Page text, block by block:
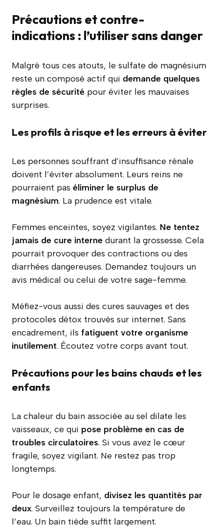
Précautions et contre-
indications : l’utiliser sans danger
Malgré tous ces atouts, le sulfate de magnésium
reste un composé actif qui demande quelques
règles de sécurité pour éviter les mauvaises
surprises.
Les profils à risque et les erreurs à éviter
Les personnes souffrant d’insuffisance rénale
doivent l’éviter absolument. Leurs reins ne
pourraient pas éliminer le surplus de
magnésium. La prudence est vitale.
Femmes enceintes, soyez vigilantes. Ne tentez
jamais de cure interne durant la grossesse. Cela
pourrait provoquer des contractions ou des
diarrhées dangereuses. Demandez toujours un
avis médical ou celui de votre sage-femme.
Méfiez-vous aussi des cures sauvages et des
protocoles détox trouvés sur internet. Sans
encadrement, ils fatiguent votre organisme
inutilement. Écoutez votre corps avant tout.
Précautions pour les bains chauds et les
enfants
La chaleur du bain associée au sel dilate les
vaisseaux, ce qui pose problème en cas de
troubles circulatoires. Si vous avez le cœur
fragile, soyez vigilant. Ne restez pas trop
longtemps.
Pour le dosage enfant, divisez les quantités par
deux. Surveillez toujours la température de
l’eau. Un bain tiède suffit largement.